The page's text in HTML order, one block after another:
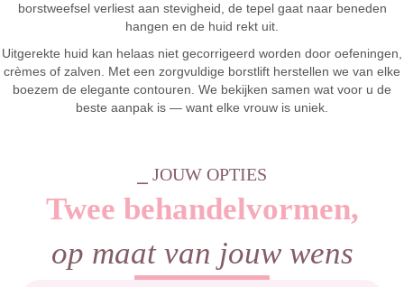
borstweefsel verliest aan stevigheid, de tepel gaat naar beneden
hangen en de huid rekt uit.
Uitgerekte huid kan helaas niet gecorrigeerd worden door oefeningen,
crèmes of zalven. Met een zorgvuldige borstlift herstellen we van elke
boezem de elegante contouren. We bekijken samen wat voor u de
beste aanpak is — want elke vrouw is uniek.
⎯ JOUW OPTIES
Twee behandelvormen,
op maat van jouw wens